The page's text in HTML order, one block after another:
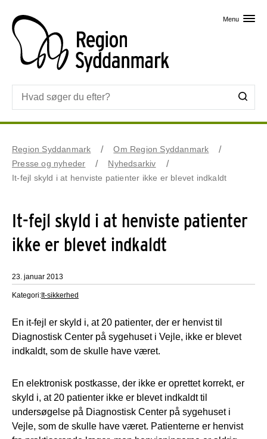
Menu
Region Syddanmark
Om Region Syddanmark
Presse og nyheder
Nyhedsarkiv
It-fejl skyld i at henviste patienter ikke er blevet indkaldt
It-fejl skyld i at henviste patienter
ikke er blevet indkaldt
23. januar 2013
Kategori:It-sikkerhed
En it-fejl er skyld i, at 20 patienter, der er henvist til
Diagnostisk Center på sygehuset i Vejle, ikke er blevet
indkaldt, som de skulle have været.
En elektronisk postkasse, der ikke er oprettet korrekt, er
skyld i, at 20 patienter ikke er blevet indkaldt til
undersøgelse på Diagnostisk Center på sygehuset i
Vejle, som de skulle have været. Patienterne er henvist